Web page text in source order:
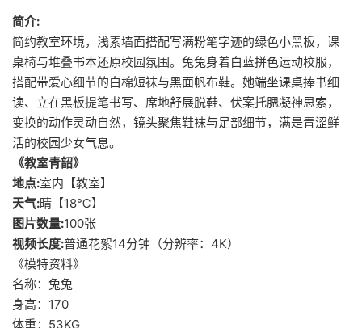
简介:
简约教室环境，浅素墙面搭配写满粉笔字迹的绿色小黑板，课
桌椅与堆叠书本还原校园氛围。兔兔身着白蓝拼色运动校服，
搭配带爱心细节的白棉短袜与黑面帆布鞋。她端坐课桌捧书细
读、立在黑板提笔书写、席地舒展脱鞋、伏案托腮凝神思索，
变换的动作灵动自然，镜头聚焦鞋袜与足部细节，满是青涩鲜
活的校园少女气息。
《教室青韶》
地点:室内【教室】
天气:晴【18℃】
图片数量:100张
视频长度:普通花絮14分钟（分辨率：4K）
《模特资料》
名称：兔兔
身高：170
体重：53KG